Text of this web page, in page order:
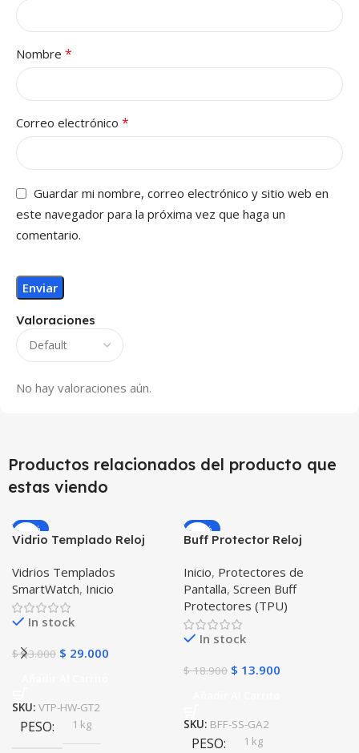
Valoraciones
No hay valoraciones aún.
Nombre *
Correo electrónico *
Guardar mi nombre, correo electrónico y sitio web en
este navegador para la próxima vez que haga un
comentario.
Productos relacionados del producto que
estas viendo
-33%
Vidrio Templado Reloj
Huawei Gt2 46mm X2
Unidades
Vidrios Templados
SmartWatch, Inicio
In stock
$43.000 $ 29.000
SKU: VTP-HW-GT2
PESO 1 kg
-26%
Buff Protector Reloj
Samsung Galaxy Watch
Active 2
Inicio, Protectores de
Pantalla, Screen Buff
Protectores (TPU)
In stock
$18.900 $ 13.900
SKU: BFF-SS-GA2
PESO 1 kg